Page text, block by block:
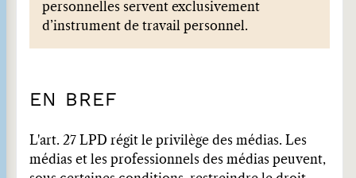
personnelles servent exclusivement
d’instrument de travail personnel.
EN BREF
L'art. 27 LPD régit le privilège des médias. Les
médias et les professionnels des médias peuvent,